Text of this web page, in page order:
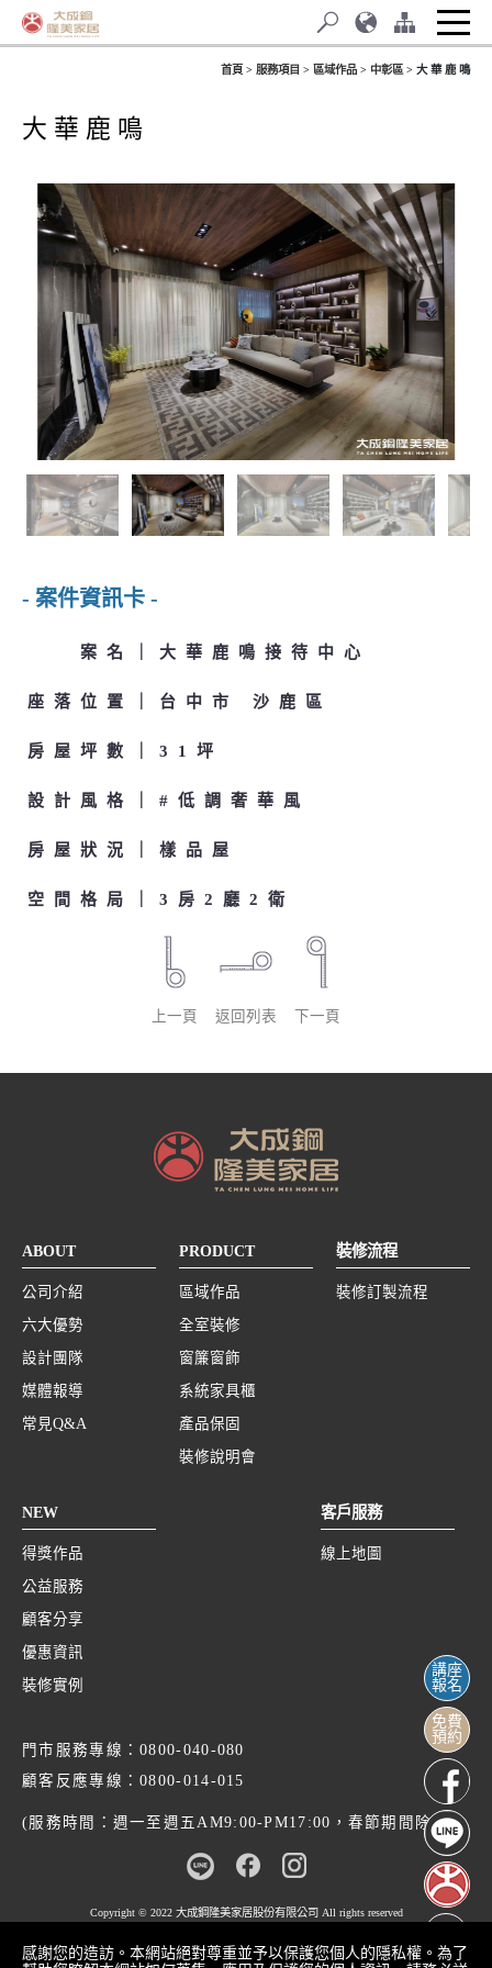
首頁 服務項目 區域作品 中彰區 大 華 鹿 鳴
大 華 鹿 鳴
- 案件資訊卡 -
案名 大華鹿鳴接待中心
座落位置 台中市 沙鹿區
房屋坪數 31坪
設計風格 #低調奢華風
房屋狀況 樣品屋
空間格局 3房2廳2衛
上一頁 返回列表 下一頁
ABOUT
公司介紹
六大優勢
設計團隊
媒體報導
常見Q&A
PRODUCT
區域作品
全室裝修
窗簾窗飾
系統家具櫃
產品保固
裝修說明會
裝修流程
裝修訂製流程
NEW
得獎作品
公益服務
顧客分享
優惠資訊
裝修實例
客戶服務
線上地圖
門市服務專線：0800-040-080
顧客反應專線：0800-014-015
(服務時間：週一至週五AM9:00-PM17:00，春節期間除外)
Copyright © 2022 大成鋼隆美家居股份有限公司 All rights reserved
講座
報名
免費
預約
感謝您的造訪。本網站絕對尊重並予以保護您個人的隱私權。為了